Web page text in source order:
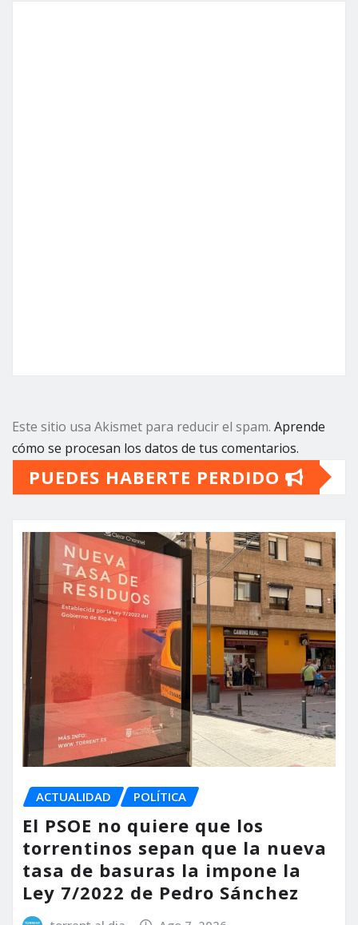
Este sitio usa Akismet para reducir el spam. Aprende
cómo se procesan los datos de tus comentarios.
PUEDES HABERTE PERDIDO
ACTUALIDAD POLÍTICA
El PSOE no quiere que los
torrentinos sepan que la nueva
tasa de basuras la impone la
Ley 7/2022 de Pedro Sánchez